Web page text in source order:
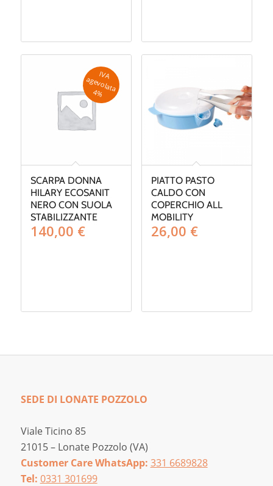
230,00 €
290,00 €
a
SCARPA DONNA
HILARY ECOSANIT
NERO CON SUOLA
STABILIZZANTE
140,00 €
IV
A
a
g
e
v
o
la
ta
4
%
PIATTO PASTO
CALDO CON
COPERCHIO ALL
MOBILITY
26,00 €
SEDE DI LONATE POZZOLO
Viale Ticino 85
21015 – Lonate Pozzolo (VA)
Customer Care WhatsApp: 331 6689828
Tel: 0331 301699